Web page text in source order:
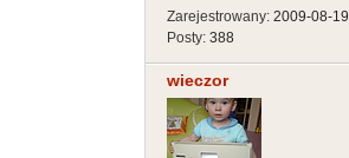
Zarejestrowany: 2009-08-19
Posty: 388
wieczor